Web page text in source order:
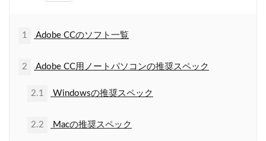
1 Adobe CCのソフト一覧
2 Adobe CC用ノートパソコンの推奨スペック
2.1 Windowsの推奨スペック
2.2 Macの推奨スペック